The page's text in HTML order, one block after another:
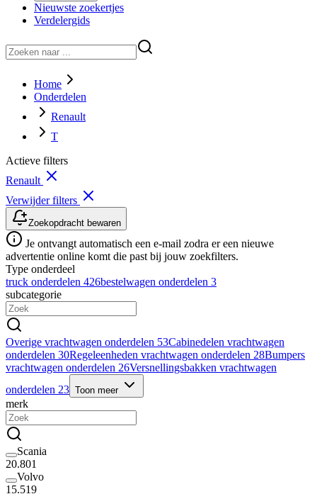
Nieuwste zoekertjes
Verdelergids
Home
Onderdelen
Renault
T
Actieve filters
Renault
Verwijder filters
Zoekopdracht bewaren
Je ontvangt automatisch een e-mail zodra er een nieuwe
advertentie online komt die past bij jouw zoekfilters.
Type onderdeel
truck onderdelen 426bestelwagen onderdelen 3
subcategorie
Overige vrachtwagen onderdelen 53Cabinedelen vrachtwagen
onderdelen 30Regeleenheden vrachtwagen onderdelen 28Bumpers
vrachtwagen onderdelen 26Versnellingsbakken vrachtwagen
onderdelen 23 Toon meer
merk
Scania
20.801
Volvo
15.519